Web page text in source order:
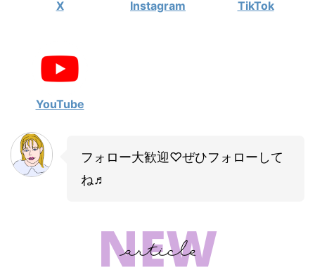
X Instagram TikTok
YouTube
フォロー大歓迎♡ぜひフォローして
ね♬